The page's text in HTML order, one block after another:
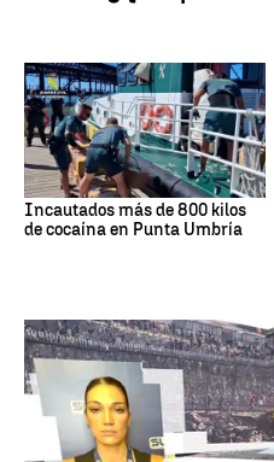
Incautados más de 800 kilos
de cocaína en Punta Umbría